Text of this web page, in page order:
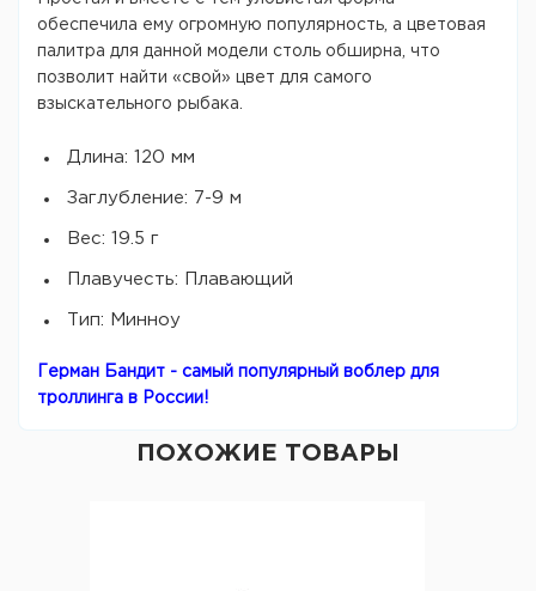
обеспечила ему огромную популярность, а цветовая
палитра для данной модели столь обширна, что
позволит найти «свой» цвет для самого
взыскательного рыбака.
Длина: 120 мм
Заглубление: 7-9 м
Вес: 19.5 г
Плавучесть: Плавающий
Тип: Минноу
Герман Бандит - самый популярный воблер для
троллинга в России!
ПОХОЖИЕ ТОВАРЫ